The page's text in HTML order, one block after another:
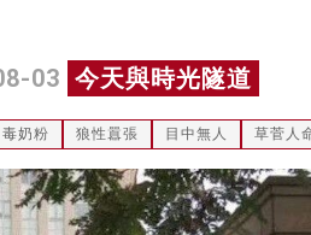
03 今天與時光隧道
毒奶粉 狼性囂張 目中無人 草菅人